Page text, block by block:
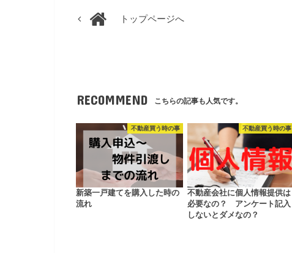
トップページへ
RECOMMEND こちらの記事も人気です。
不動産買う時の事
新築一戸建てを購入した時の
流れ
不動産買う時の事
不動産会社に個人情報提供は
必要なの？ アンケート記入
しないとダメなの？